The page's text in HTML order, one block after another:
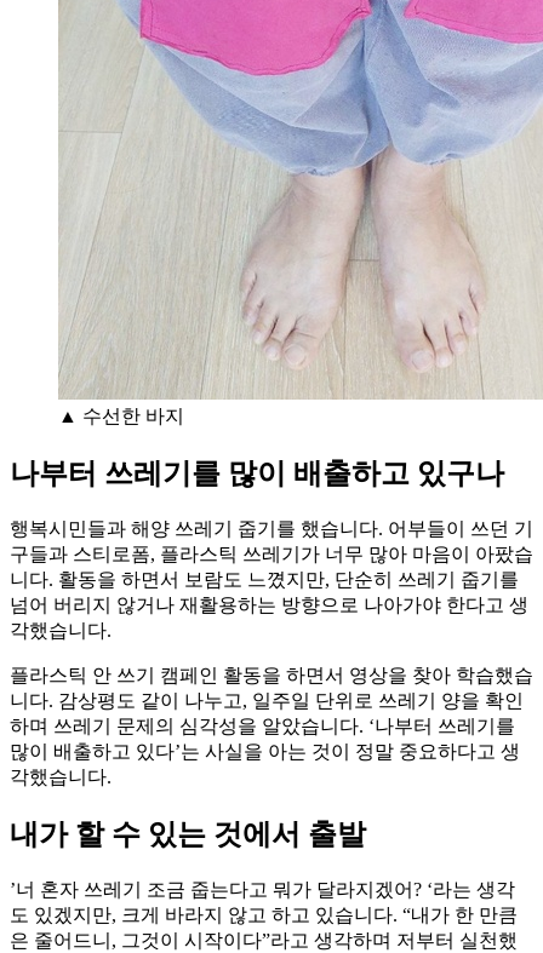
▲ 수선한 바지
나부터 쓰레기를 많이 배출하고 있구나
행복시민들과 해양 쓰레기 줍기를 했습니다. 어부들이 쓰던 기
구들과 스티로폼, 플라스틱 쓰레기가 너무 많아 마음이 아팠습
니다. 활동을 하면서 보람도 느꼈지만, 단순히 쓰레기 줍기를
넘어 버리지 않거나 재활용하는 방향으로 나아가야 한다고 생
각했습니다.
플라스틱 안 쓰기 캠페인 활동을 하면서 영상을 찾아 학습했습
니다. 감상평도 같이 나누고, 일주일 단위로 쓰레기 양을 확인
하며 쓰레기 문제의 심각성을 알았습니다. ‘나부터 쓰레기를
많이 배출하고 있다’는 사실을 아는 것이 정말 중요하다고 생
각했습니다.
내가 할 수 있는 것에서 출발
’너 혼자 쓰레기 조금 줍는다고 뭐가 달라지겠어? ‘라는 생각
도 있겠지만, 크게 바라지 않고 하고 있습니다. “내가 한 만큼
은 줄어드니, 그것이 시작이다”라고 생각하며 저부터 실천했